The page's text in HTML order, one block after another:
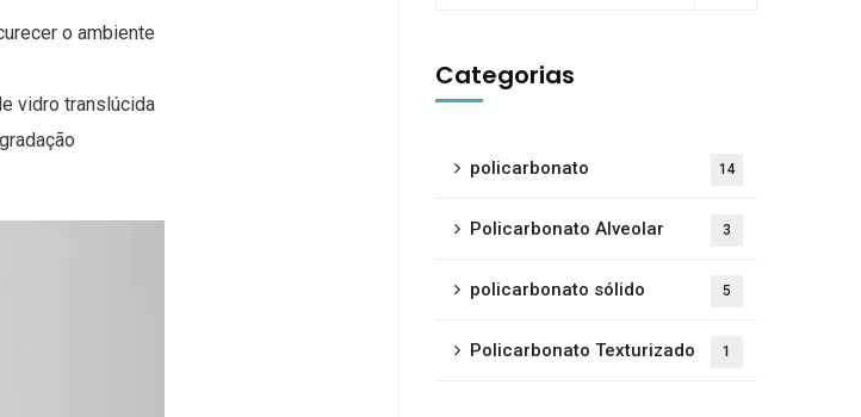
o ambiente
vidro translúcida
Categorias
policarbonato 14
Policarbonato Alveolar 3
policarbonato sólido 5
Policarbonato Texturizado 1